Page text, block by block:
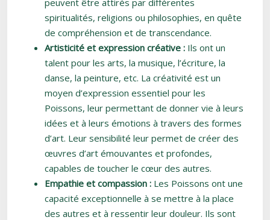
peuvent être attirés par différentes
spiritualités, religions ou philosophies, en quête
de compréhension et de transcendance.
Artisticité et expression créative : Ils ont un
talent pour les arts, la musique, l’écriture, la
danse, la peinture, etc. La créativité est un
moyen d’expression essentiel pour les
Poissons, leur permettant de donner vie à leurs
idées et à leurs émotions à travers des formes
d’art. Leur sensibilité leur permet de créer des
œuvres d’art émouvantes et profondes,
capables de toucher le cœur des autres.
Empathie et compassion : Les Poissons ont une
capacité exceptionnelle à se mettre à la place
des autres et à ressentir leur douleur. Ils sont